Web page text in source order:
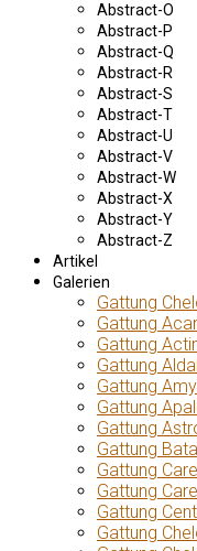
Abstract-O
Abstract-P
Abstract-Q
Abstract-R
Abstract-S
Abstract-T
Abstract-U
Abstract-V
Abstract-W
Abstract-X
Abstract-Y
Abstract-Z
Artikel
Galerien
Gattung
Gattung
Gattung
Gattung
Gattung
Gattung
Gattung
Gattung
Gattung
Gattung
Gattung
Gattung